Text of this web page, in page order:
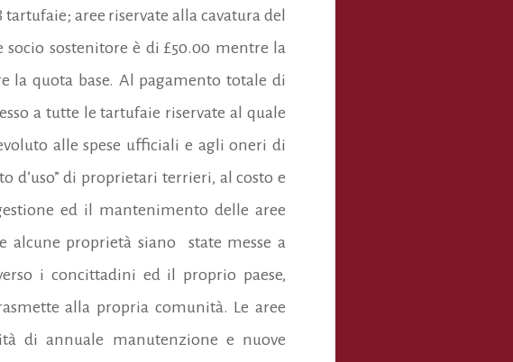
aree riservate alla cavatura del
sostenitore è di £50.00 mentre la
la quota base. Al pagamento totale di
a tutte le tartufaie riservate al quale
alle spese ufficiali e agli oneri di
d’uso” di proprietari terrieri, al costo e
ed il mantenimento delle aree
alcune proprietà siano state messe a
i concittadini ed il proprio paese,
alla propria comunità. Le aree
di annuale manutenzione e nuove